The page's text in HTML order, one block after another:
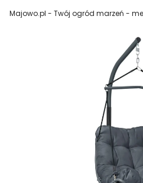
Majowo.pl - Twój ogród marzeń -